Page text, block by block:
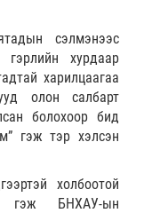
сэлмэнээс
хурдаар
харилцаагаа
олон салбарт
болохоор бид
гэж тэр хэлсэн
холбоотой
гэж БНХАУ-ын